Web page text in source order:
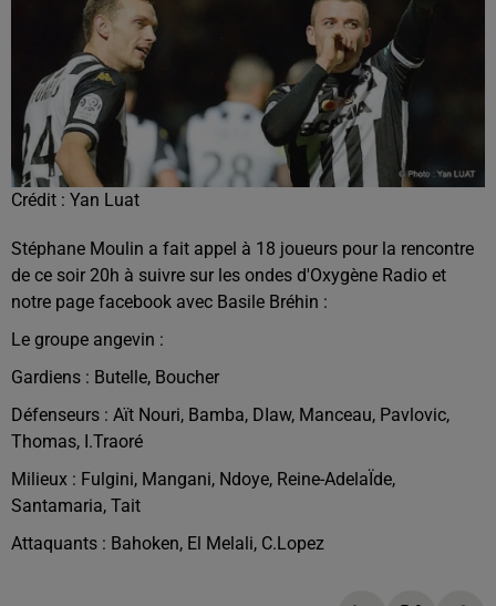
Crédit : Yan Luat
Stéphane Moulin a fait appel à 18 joueurs pour la rencontre
de ce soir 20h à suivre sur les ondes d'Oxygène Radio et
notre page facebook avec Basile Bréhin :
Le groupe angevin :
Gardiens : Butelle, Boucher
Défenseurs : Aït Nouri, Bamba, DIaw, Manceau, Pavlovic,
Thomas, I.Traoré
Milieux : Fulgini, Mangani, Ndoye, Reine-AdelaÏde,
Santamaria, Tait
Attaquants : Bahoken, El Melali, C.Lopez